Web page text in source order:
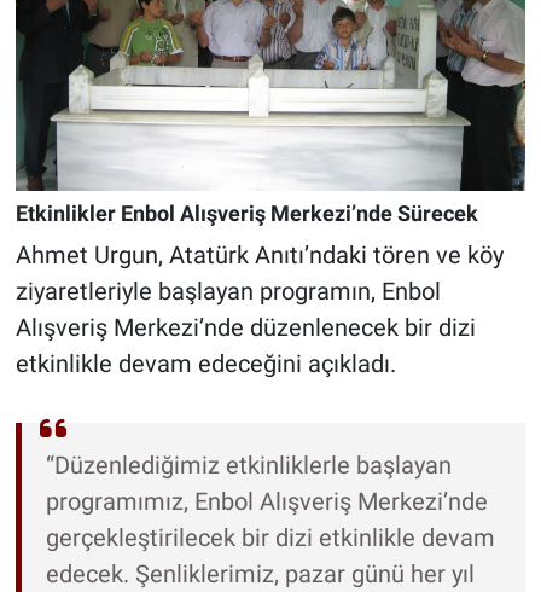
Etkinlikler Enbol Alışveriş Merkezi’nde Sürecek
Ahmet Urgun, Atatürk Anıtı’ndaki tören ve köy
ziyaretleriyle başlayan programın, Enbol
Alışveriş Merkezi’nde düzenlenecek bir dizi
etkinlikle devam edeceğini açıkladı.
“Düzenlediğimiz etkinliklerle başlayan
programımız, Enbol Alışveriş Merkezi’nde
gerçekleştirilecek bir dizi etkinlikle devam
edecek. Şenliklerimiz, pazar günü her yıl